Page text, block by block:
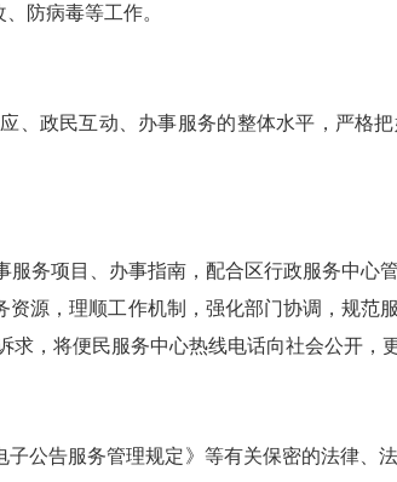
防病毒等工作。
政民互动、办事服务的整体水平，严格
务项目、办事指南，配合区行政服务中心
源，理顺工作机制，强化部门协调，规范
，将便民服务中心热线电话向社会公开，
告服务管理规定》等有关保密的法律、